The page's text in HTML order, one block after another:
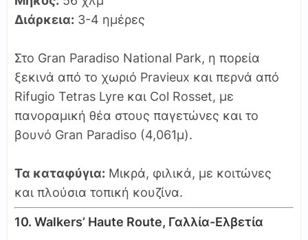
Διάρκεια: 3-4 ημέρες
Στο Gran Paradiso National Park, η πορεία
ξεκινά από το χωριό Pravieux και περνά από
Rifugio Tetras Lyre και Col Rosset, με
πανοραμική θέα στους παγετώνες και το
βουνό Gran Paradiso (4,061μ).
Τα καταφύγια: Μικρά, φιλικά, με κοιτώνες
και πλούσια τοπική κουζίνα.
10. Walkers’ Haute Route, Γαλλία-Ελβετία